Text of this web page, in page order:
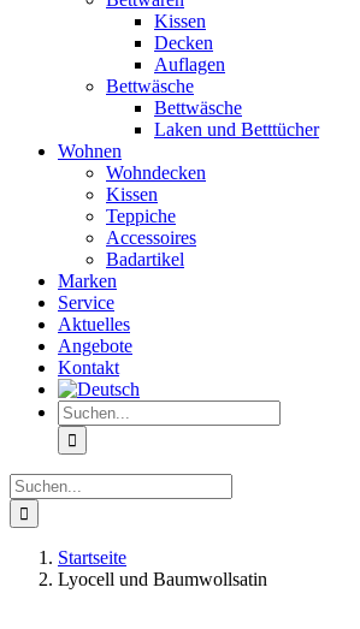
Kissen
Decken
Auflagen
Bettwäsche
Bettwäsche
Laken und Betttücher
Wohnen
Wohndecken
Kissen
Teppiche
Accessoires
Badartikel
Marken
Service
Aktuelles
Angebote
Kontakt
Suche
nach:
Suche
nach:
Startseite
Lyocell und Baumwollsatin